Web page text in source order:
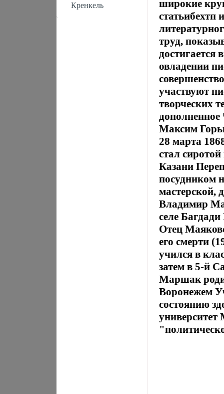
Кренкель
широкие
статьибехтп
труд,
достигается
овладении
участвуют
творческих
Максим
28 марта
стал
Казани
посудником
мастерской,
Владимир
селе
Отец
его смерти
учился в
затем в 5-й
Маршак
Воронежем
состоянию